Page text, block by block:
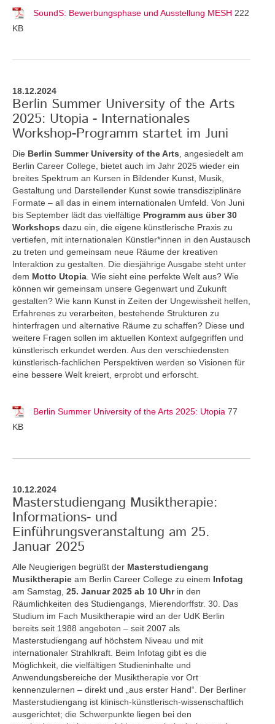
SoundS: Bewerbungsphase und Ausstellung MESH 222
KB
18.12.2024
Berlin Summer University of the Arts
2025: Utopia - Internationales
Workshop-Programm startet im Juni
Die Berlin Summer University of the Arts , angesiedelt am
Berlin Career College, bietet auch im Jahr 2025 wieder ein
breites Spektrum an Kursen in Bildender Kunst, Musik,
Gestaltung und Darstellender Kunst sowie transdisziplinäre
Formate – all das in einem internationalen Umfeld. Von Juni
bis September lädt das vielfältige Programm aus über 30
Workshops dazu ein, die eigene künstlerische Praxis zu
vertiefen, mit internationalen Künstler*innen in den Austausch
zu treten und gemeinsam neue Räume der kreativen
Interaktion zu gestalten. Die diesjährige Ausgabe steht unter
dem Motto Utopia . Wie sieht eine perfekte Welt aus? Wie
können wir gemeinsam unsere Gegenwart und Zukunft
gestalten? Wie kann Kunst in Zeiten der Ungewissheit helfen,
Erfahrenes zu verarbeiten, bestehende Strukturen zu
hinterfragen und alternative Räume zu schaffen? Diese und
weitere Fragen sollen im aktuellen Kontext aufgegriffen und
künstlerisch erkundet werden. Aus den verschiedensten
künstlerisch-fachlichen Perspektiven werden so Visionen für
eine bessere Welt kreiert, erprobt und erforscht.
Berlin Summer University of the Arts 2025: Utopia 77
KB
10.12.2024
Masterstudiengang Musiktherapie:
Informations- und
Einführungsveranstaltung am 25.
Januar 2025
Alle Neugierigen begrüßt der Masterstudiengang
Musiktherapie am Berlin Career College zu einem Infotag
am Samstag, 25. Januar 2025 ab 10 Uhrin den
Räumlichkeiten des Studiengangs, Mierendorffstr. 30. Das
Studium im Fach Musiktherapie wird an der UdK Berlin
bereits seit 1988 angeboten – seit 2007 als
Masterstudiengang auf höchstem Niveau und mit
internationaler Strahlkraft. Beim Infotag gibt es die
Möglichkeit, die vielfältigen Studieninhalte und
Anwendungsbereiche der Musiktherapie vor Ort
kennenzulernen – direkt und „aus erster Hand“. Der Berliner
Masterstudiengang ist klinisch-künstlerisch-wissenschaftlich
ausgerichtet; die Schwerpunkte liegen bei den